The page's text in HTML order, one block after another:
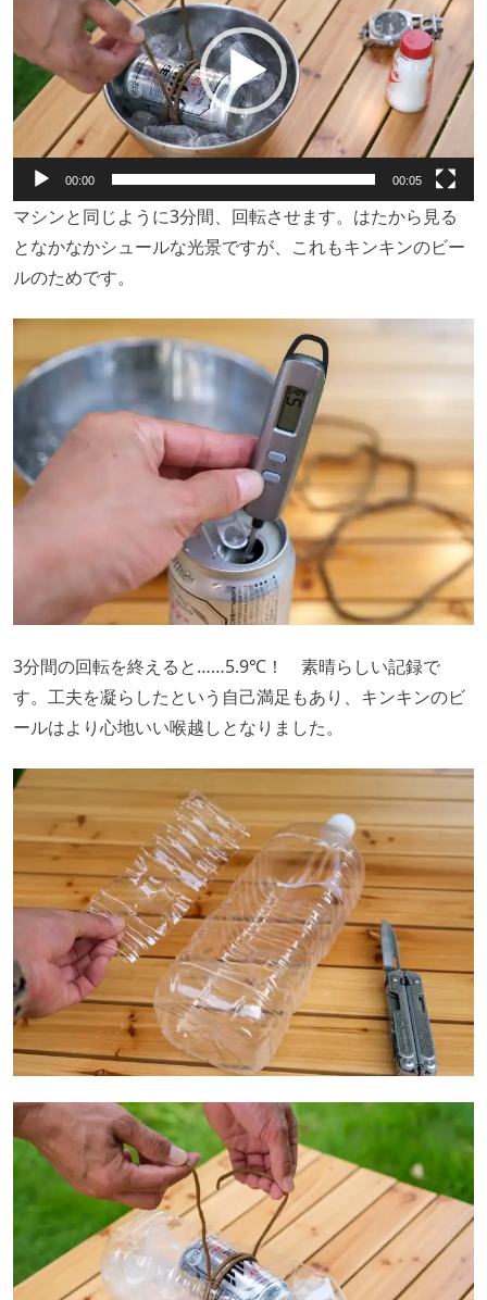
レ
ヤ
00:00 00:05
マシンと同じように3分間、回転させます。はたから見る
となかなかシュールな光景ですが、これもキンキンのビー
ルのためです。
3分間の回転を終えると……5.9℃！ 素晴らしい記録で
す。工夫を凝らしたという自己満足もあり、キンキンのビ
ールはより心地いい喉越しとなりました。